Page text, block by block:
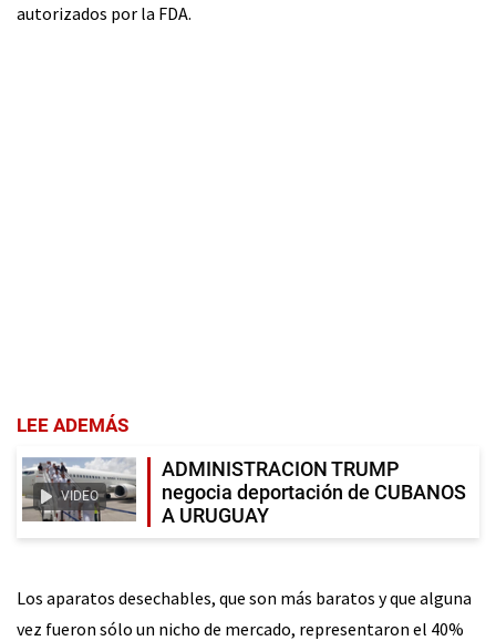
autorizados por la FDA.
LEE ADEMÁS
VIDEO
ADMINISTRACION TRUMP
negocia deportación de CUBANOS
A URUGUAY
Los aparatos desechables, que son más baratos y que alguna
vez fueron sólo un nicho de mercado, representaron el 40%